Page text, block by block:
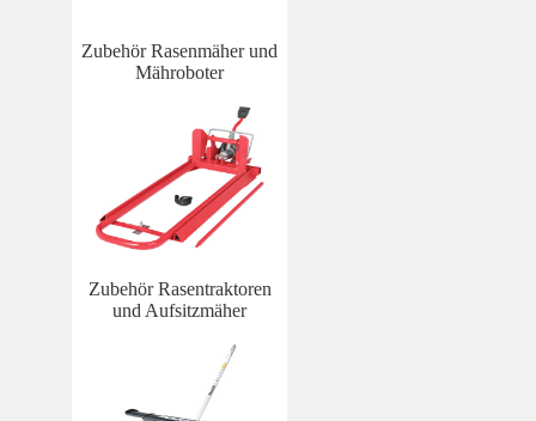
Zubehör Rasenmäher und
Mähroboter
Zubehör Rasentraktoren
und Aufsitzmäher